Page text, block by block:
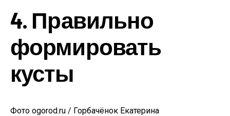
4. Правильно
формировать
кусты
Фото ogorod.ru / Горбачёнок Екатерина